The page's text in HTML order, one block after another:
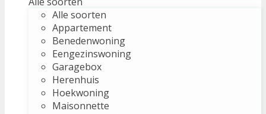
Alle soorten
Appartement
Benedenwoning
Eengezinswoning
Garagebox
Herenhuis
Hoekwoning
Maisonnette